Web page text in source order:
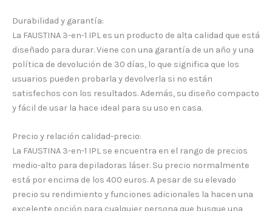
Durabilidad y garantía:
La FAUSTINA 3-en-1 IPL es un producto de alta calidad que está
diseñado para durar. Viene con una garantía de un año y una
política de devolución de 30 días, lo que significa que los
usuarios pueden probarla y devolverla si no están
satisfechos con los resultados. Además, su diseño compacto
y fácil de usar la hace ideal para su uso en casa.
Precio y relación calidad-precio:
La FAUSTINA 3-en-1 IPL se encuentra en el rango de precios
medio-alto para depiladoras láser. Su precio normalmente
está por encima de los 400 euros. A pesar de su elevado
precio su rendimiento y funciones adicionales la hacen una
excelente opción para cualquier persona que busque una